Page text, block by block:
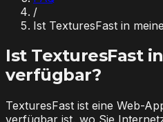
/
Ist TexturesFast in
Ist TexturesFast
verfügbar?
TexturesFast ist eine Web-
verfügbar ist, wo Sie